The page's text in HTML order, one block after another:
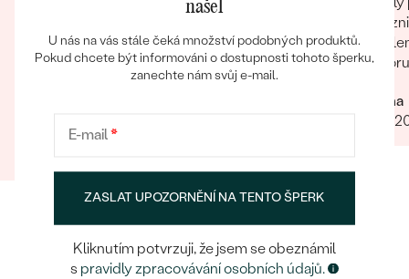
výroba, design, vkus. Zkrátka super!
Naprosto úžasný přístup servis komunikace
12.03.2025
Darina
našel
U nás na vás stále čeká množství podobných produktů.
Pokud chcete být informováni o dostupnosti tohoto šperku,
zanechte nám svůj e-mail.
E-mail*
ZASLAT UPOZORNĚNÍ NA TENTO ŠPERK
Kliknutím potvrzuji, že jsem se obeznámil
s pravidly zpracovávání osobních údajů.